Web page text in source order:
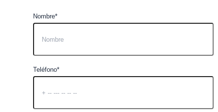
Nombre*
Teléfono*